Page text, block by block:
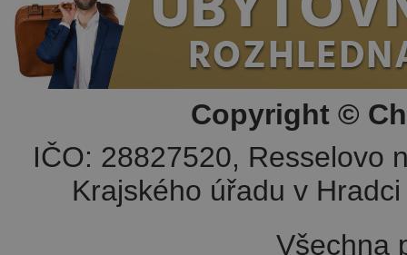
Copyright ©
IČO: 28827520, Resselovo
Krajského úřadu v
Všechna